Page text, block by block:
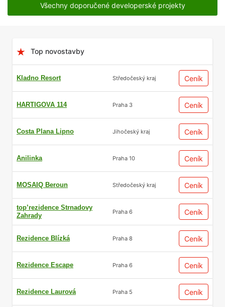
Všechny doporučené developerské projekty
Top novostavby
Kladno Resort Středočeský kraj Ceník
HARTIGOVA 114 Praha 3 Ceník
Costa Plana Lipno Jihočeský kraj Ceník
Anilinka Praha 10 Ceník
MOSAIQ Beroun Středočeský kraj Ceník
top’rezidence Strnadovy
Zahrady
Praha 6 Ceník
Rezidence Blízká Praha 8 Ceník
Rezidence Escape Praha 6 Ceník
Rezidence Laurová Praha 5 Ceník